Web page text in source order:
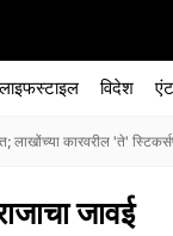
लाइफस्टाइल विदेश
लाखोंच्या कारवरील 'ते'
जावई